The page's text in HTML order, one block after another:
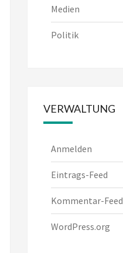
Medien
Politik
VERWALTUNG
Anmelden
Eintrags-Feed
Kommentar-Feed
WordPress.org